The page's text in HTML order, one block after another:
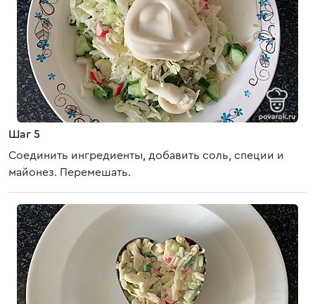
Шаг 5
Соединить ингредиенты, добавить соль, специи и
майонез. Перемешать.